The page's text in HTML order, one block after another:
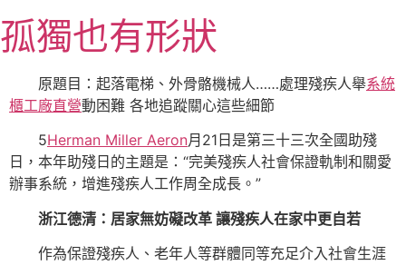
至
主
內
孤獨也有形狀
原題目：起落電梯、外骨骼機械人……處理殘疾人舉系統
櫃工廠直營動困難 各地追蹤關心這些細節
5Herman Miller Aeron月21日是第三十三次全國助殘
日，本年助殘日的主題是：“完美殘疾人社會保證軌制和關愛
辦事系統，增進殘疾人工作周全成長。”
浙江德清：居家無妨礙改革 讓殘疾人在家中更自若
作為保證殘疾人、老年人等群體同等充足介入社會生涯